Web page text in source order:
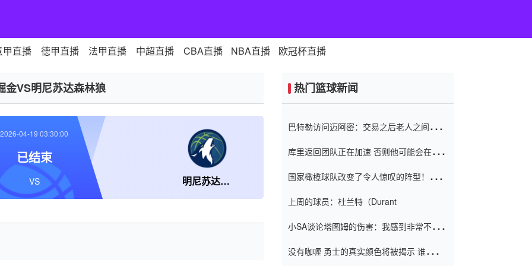
甲直播 德甲直播 法甲直播 中超直播 CBA直播 NBA直播 欧冠杯直播
金VS明尼苏达森林狼
明尼苏达森林狼
2026-04-19 03:30:00
已结束
VS
热门篮球新闻
巴特勒访问迈阿密：交易之后老人之间的第
库里返回团队正在加速 否则他可能会在下
起了人们的关注
国家橄榄球队改变了令人惊叹的阵型！伊万
上周的球员：杜兰特（Durant
小SA谈论塔图姆的伤害：我感到非常不舒
没有咖喱 勇士的真实颜色将被揭示 谁注意